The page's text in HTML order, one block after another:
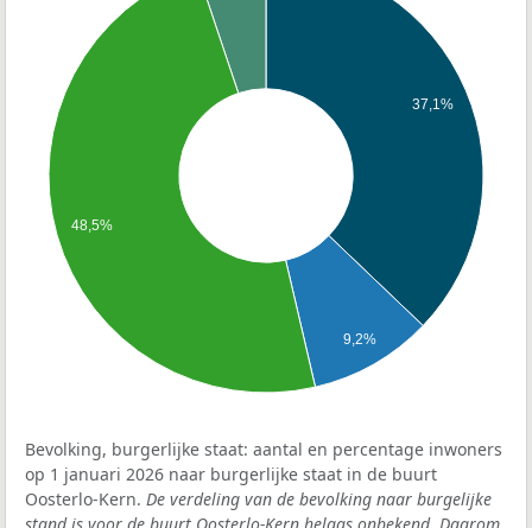
37,1%
9,2%
48,5%
Bevolking, burgerlijke staat: aantal en percentage inwoners
op 1 januari 2026 naar burgerlijke staat in de buurt
Oosterlo-Kern. De verdeling van de bevolking naar burgelijke